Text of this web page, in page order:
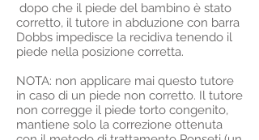
dopo che il piede del bambino è stato
corretto, il tutore in abduzione con barra
Dobbs impedisce la recidiva tenendo il
piede nella posizione corretta.
NOTA: non applicare mai questo tutore
in caso di un piede non corretto. Il tutore
non corregge il piede torto congenito,
mantiene solo la correzione ottenuta